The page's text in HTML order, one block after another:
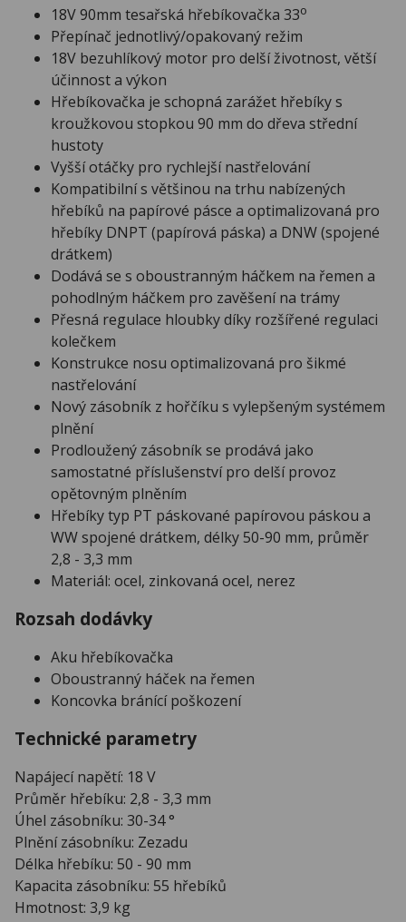
18V 90mm tesařská hřebíkovačka 33o
Přepínač jednotlivý/opakovaný režim
18V bezuhlíkový motor pro delší životnost, větší
účinnost a výkon
Hřebíkovačka je schopná zarážet hřebíky s
kroužkovou stopkou 90 mm do dřeva střední
hustoty
Vyšší otáčky pro rychlejší nastřelování
Kompatibilní s většinou na trhu nabízených
hřebíků na papírové pásce a optimalizovaná pro
hřebíky DNPT (papírová páska) a DNW (spojené
drátkem)
Dodává se s oboustranným háčkem na řemen a
pohodlným háčkem pro zavěšení na trámy
Přesná regulace hloubky díky rozšířené regulaci
kolečkem
Konstrukce nosu optimalizovaná pro šikmé
nastřelování
Nový zásobník z hořčíku s vylepšeným systémem
plnění
Prodloužený zásobník se prodává jako
samostatné příslušenství pro delší provoz
opětovným plněním
Hřebíky typ PT páskované papírovou páskou a
WW spojené drátkem, délky 50-90 mm, průměr
2,8 - 3,3 mm
Materiál: ocel, zinkovaná ocel, nerez
Rozsah dodávky
Aku hřebíkovačka
Oboustranný háček na řemen
Koncovka bránící poškození
Technické parametry
Napájecí napětí: 18 V
Průměr hřebíku: 2,8 - 3,3 mm
Úhel zásobníku: 30-34 °
Plnění zásobníku: Zezadu
Délka hřebíku: 50 - 90 mm
Kapacita zásobníku: 55 hřebíků
Hmotnost: 3,9 kg